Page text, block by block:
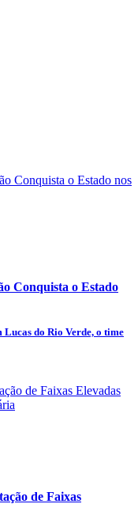
Conquista o Estado
Lucas do Rio Verde, o time
de Faixas